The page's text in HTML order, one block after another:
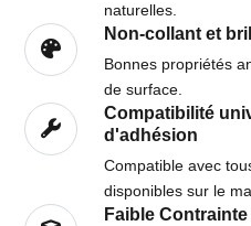
naturelles.
Non-collant et
Bonnes propriétés
de surface.
Compatibilité
d'adhésion
Compatible avec
disponibles sur le
Faible